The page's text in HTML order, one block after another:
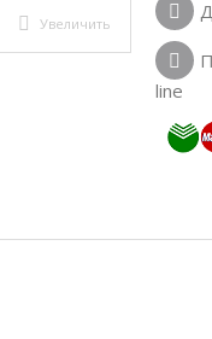
Увеличить
line